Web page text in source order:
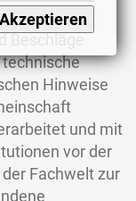
Hinweise
und mit
vor der
Fachwelt zur
Browser
Akzeptieren